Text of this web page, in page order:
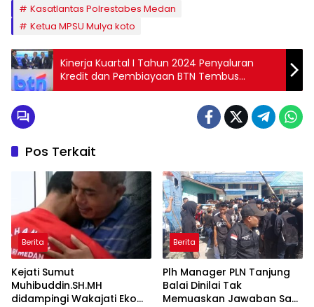
Kasatlantas Polrestabes Medan
Ketua MPSU Mulya koto
Kinerja Kuartal I Tahun 2024 Penyaluran
Kredit dan Pembiayaan BTN Tembus
Rp344,2 Triliun
Pos Terkait
Berita
Kejati Sumut
Muhibuddin.SH.MH
didampingi Wakajati Eko
Berita
Plh Manager PLN Tanjung
Balai Dinilai Tak
Memuaskan Jawaban Saat